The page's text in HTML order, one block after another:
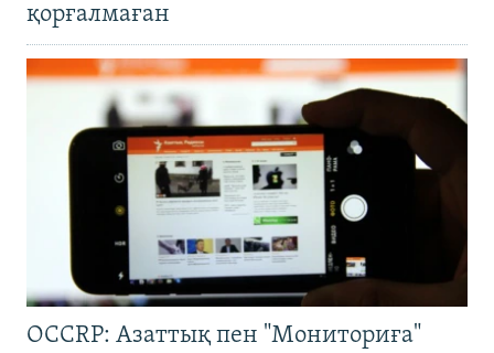
қорғалмаған
OCCRP: Азаттық пен "Мониториға"